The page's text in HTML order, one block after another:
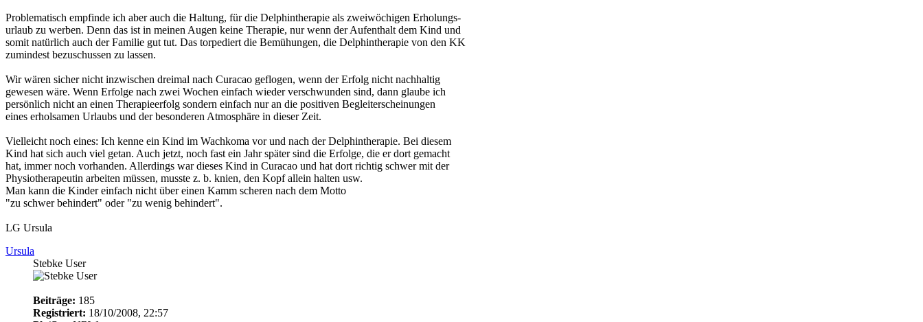
Problematisch empfinde ich aber auch die Haltung, für die Delphintherapie als zweiwöchigen Erholungs-
urlaub zu werben. Denn das ist in meinen Augen keine Therapie, nur wenn der Aufenthalt dem Kind und
somit natürlich auch der Familie gut tut. Das torpediert die Bemühungen, die Delphintherapie von den KK
zumindest bezuschussen zu lassen.
Wir wären sicher nicht inzwischen dreimal nach Curacao geflogen, wenn der Erfolg nicht nachhaltig
gewesen wäre. Wenn Erfolge nach zwei Wochen einfach wieder verschwunden sind, dann glaube ich
persönlich nicht an einen Therapieerfolg sondern einfach nur an die positiven Begleiterscheinungen
eines erholsamen Urlaubs und der besonderen Atmosphäre in dieser Zeit.
Vielleicht noch eines: Ich kenne ein Kind im Wachkoma vor und nach der Delphintherapie. Bei diesem
Kind hat sich auch viel getan. Auch jetzt, noch fast ein Jahr später sind die Erfolge, die er dort gemacht
hat, immer noch vorhanden. Allerdings war dieses Kind in Curacao und hat dort richtig schwer mit der
Physiotherapeutin arbeiten müssen, musste z. b. knien, den Kopf allein halten usw.
Man kann die Kinder einfach nicht über einen Kamm scheren nach dem Motto
"zu schwer behindert" oder "zu wenig behindert".
LG Ursula
Ursula
Stebke User
Beiträge: 185
Registriert: 18/10/2008, 22:57